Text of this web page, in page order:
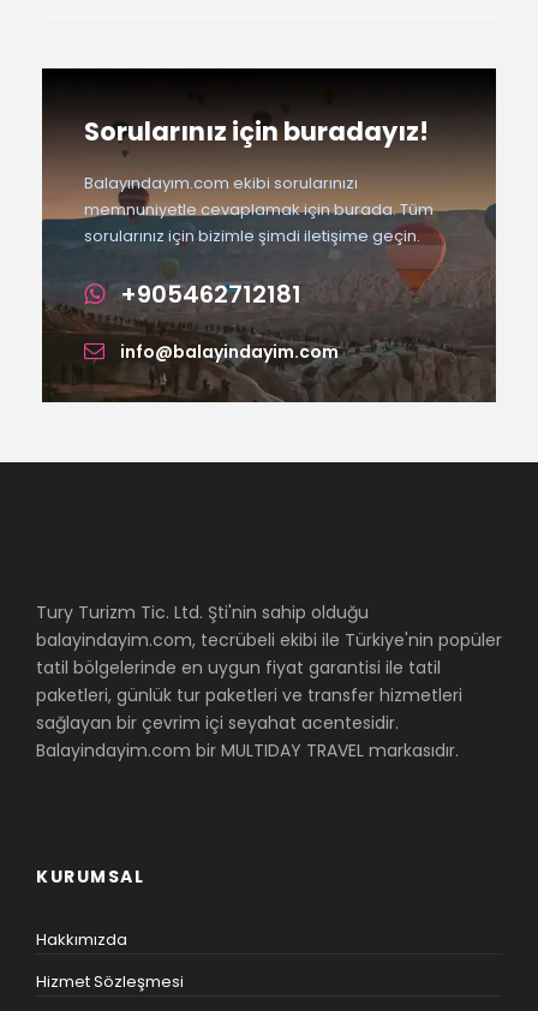
Sorularınız için buradayız!
Balayındayım.com ekibi sorularınızı
memnuniyetle cevaplamak için burada. Tüm
sorularınız için bizimle şimdi iletişime geçin.
+905462712181
info@balayindayim.com
Tury Turizm Tic. Ltd. Şti'nin sahip olduğu
balayindayim.com, tecrübeli ekibi ile Türkiye'nin popüler
tatil bölgelerinde en uygun fiyat garantisi ile tatil
paketleri, günlük tur paketleri ve transfer hizmetleri
sağlayan bir çevrim içi seyahat acentesidir.
Balayindayim.com bir MULTIDAY TRAVEL markasıdır.
KURUMSAL
Hakkımızda
Hizmet Sözleşmesi